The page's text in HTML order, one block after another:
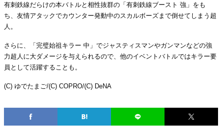
有刺鉄線だらけの本バトルと相性抜群の「有刺鉄線ブースト 強」をも
ち、友情アタックでカウンター発動中のスカルボーズまで倒せてしまう超
人。
さらに、「完璧始祖キラー 中」でジャスティスマンやガンマンなどの強
力超人に大ダメージを与えられるので、他のイベントバトルではキラー要
員として活躍することも。
(C) ゆでたまご/(C) COPRO/(C) DeNA